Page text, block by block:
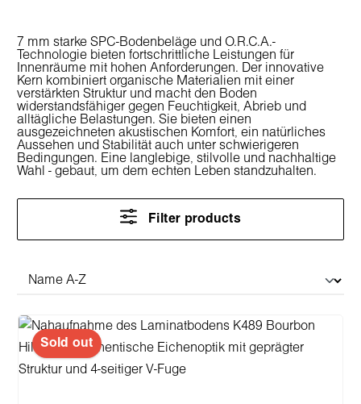
7 mm starke SPC-Bodenbeläge und O.R.C.A.-
Technologie bieten fortschrittliche Leistungen für
Innenräume mit hohen Anforderungen. Der innovative
Kern kombiniert organische Materialien mit einer
verstärkten Struktur und macht den Boden
widerstandsfähiger gegen Feuchtigkeit, Abrieb und
alltägliche Belastungen. Sie bieten einen
ausgezeichneten akustischen Komfort, ein natürliches
Aussehen und Stabilität auch unter schwierigeren
Bedingungen. Eine langlebige, stilvolle und nachhaltige
Wahl - gebaut, um dem echten Leben standzuhalten.
Filter products
Sold out